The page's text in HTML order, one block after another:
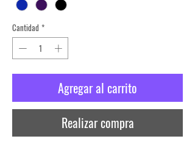
Cantidad *
Agregar al carrito
Realizar compra